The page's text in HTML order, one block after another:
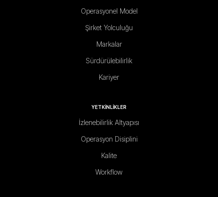
Operasyonel Model
Şirket Yolculuğu
Markalar
Sürdürülebilirlik
Kariyer
YETKİNLİKLER
İzlenebilirlik Altyapısı
Operasyon Disiplini
Kalite
Workflow